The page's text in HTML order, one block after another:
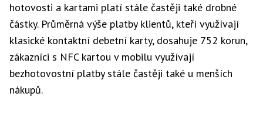
hotovosti a kartami platí stále častěji také drobné
částky. Průměrná výše platby klientů, kteří využívají
klasické kontaktní debetní karty, dosahuje 752 korun,
zákazníci s NFC kartou v mobilu využívají
bezhotovostní platby stále častěji také u menších
nákupů.